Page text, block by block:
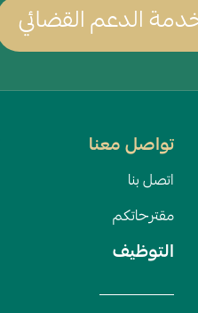
الدعم القضائي
تواصل معنا
اتصل بنا
مقترحاتكم
التوظيف